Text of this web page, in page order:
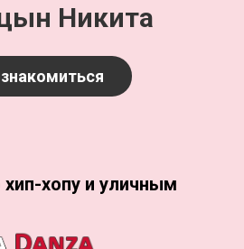
Никита
хип-хопу и уличным